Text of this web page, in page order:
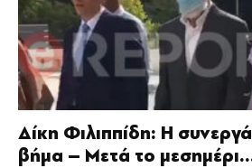
Δίκη Φιλιππίδη: Η
βήμα – Μετά το